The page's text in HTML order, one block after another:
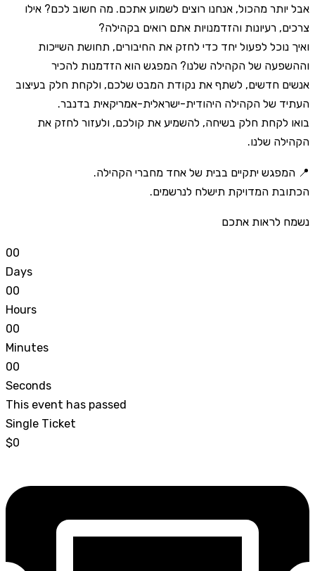
אבל יותר מהכול, אנחנו רוצים לשמוע אתכם. מה חשוב לכם? אילו
צרכים, רעיונות והזדמנויות אתם רואים בקהילה?
ואיך נוכל לפעול יחד כדי לחזק את החיבורים, תחושת השייכות
וההשפעה של הקהילה שלנו? המפגש הוא הזדמנות להכיר
אנשים חדשים, לשתף את נקודת המבט שלכם, ולקחת חלק בעיצוב
העתיד של הקהילה היהודית-ישראלית-אמריקאית בדנבר.
בואו לקחת חלק בשיחה, להשמיע את קולכם, ולעזור לחזק את
הקהילה שלנו.
📍 המפגש יתקיים בבית של אחד מחברי הקהילה.
הכתובת המדויקת תישלח לנרשמים.
נשמח לראות אתכם
00
Days
00
Hours
00
Minutes
00
Seconds
This event has passed
Single Ticket
$0